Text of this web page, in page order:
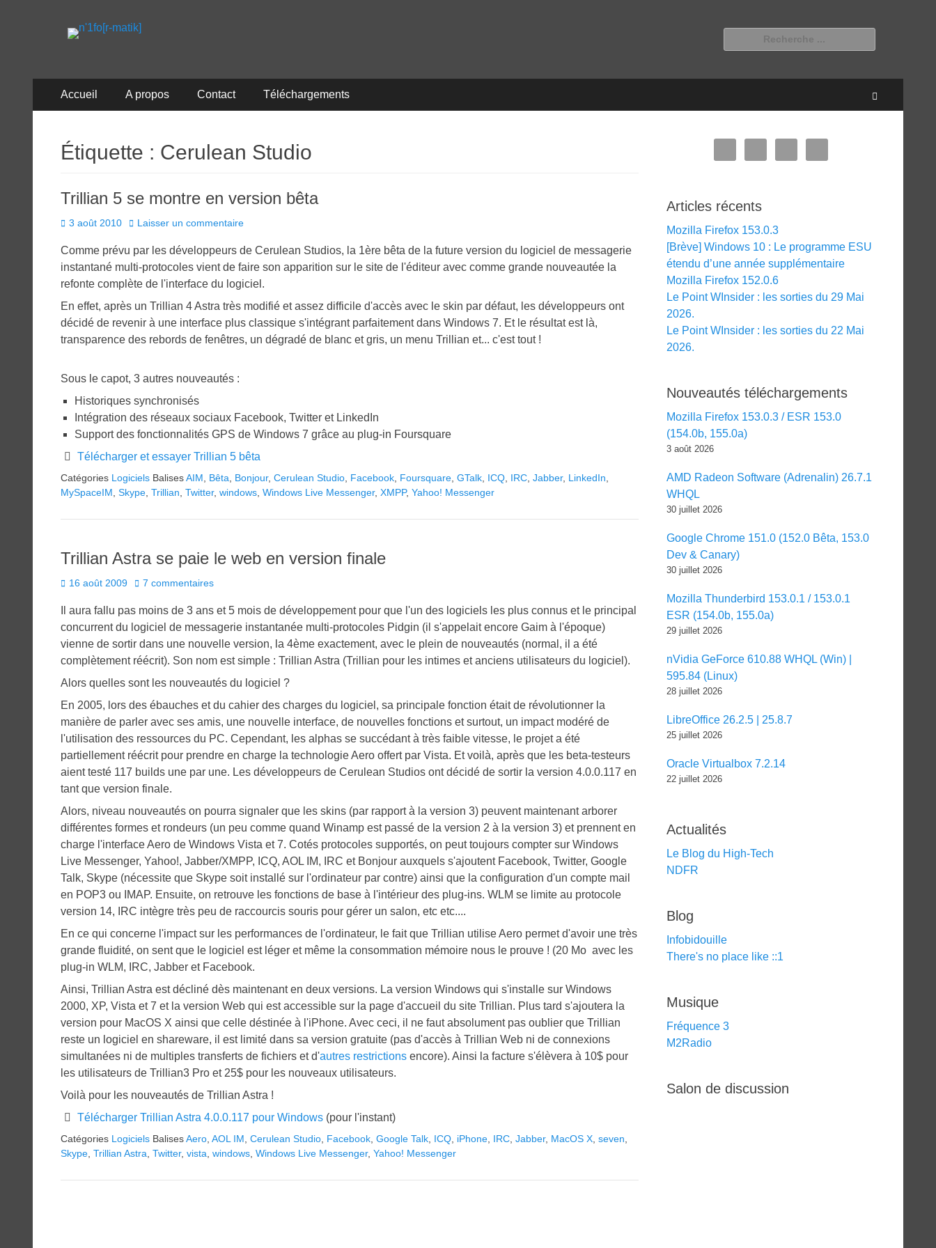
n'1fo[r-matik]
Pour les nymphos d'infos en info…
Menu
principal
Accueil A propos Contact Téléchargements
Étiquette : Cerulean Studio
Trillian 5 se montre en version bêta
Posted
3 août 2010 Laisser un commentaire
Comme prévu par les développeurs de Cerulean Studios, la 1ère bêta de la future version du logiciel de messagerie
instantané multi-protocoles vient de faire son apparition sur le site de l'éditeur avec comme grande nouveautée la
refonte complète de l'interface du logiciel.
En effet, après un Trillian 4 Astra très modifié et assez difficile d'accès avec le skin par défaut, les développeurs ont
décidé de revenir à une interface plus classique s'intégrant parfaitement dans Windows 7. Et le résultat est là,
transparence des rebords de fenêtres, un dégradé de blanc et gris, un menu Trillian et... c'est tout !
Sous le capot, 3 autres nouveautés :
Historiques synchronisés
Intégration des réseaux sociaux Facebook, Twitter et LinkedIn
Support des fonctionnalités GPS de Windows 7 grâce au plug-in Foursquare
Télécharger et essayer Trillian 5 bêta
Catégories Logiciels BalisesAIM Bêta Bonjour, Cerulean Studio Facebook Foursquare GTalk ICQ IRC Jabber, LinkedIn
MySpaceIM Skype Trillian Twitter, windows Windows Live Messenger, XMPP, Yahoo! Messenger
Trillian Astra se paie le web en version finale
Posted
16 août 2009 7 commentaires
Il aura fallu pas moins de 3 ans et 5 mois de développement pour que l'un des logiciels les plus connus et le principal
concurrent du logiciel de messagerie instantanée multi-protocoles Pidgin (il s'appelait encore Gaim à l'époque)
vienne de sortir dans une nouvelle version, la 4ème exactement, avec le plein de nouveautés (normal, il a été
complètement réécrit). Son nom est simple : Trillian Astra (Trillian pour les intimes et anciens utilisateurs du logiciel).
Alors quelles sont les nouveautés du logiciel ?
En 2005, lors des ébauches et du cahier des charges du logiciel, sa principale fonction était de révolutionner la
manière de parler avec ses amis, une nouvelle interface, de nouvelles fonctions et surtout, un impact modéré de
l'utilisation des ressources du PC. Cependant, les alphas se succédant à très faible vitesse, le projet a été
partiellement réécrit pour prendre en charge la technologie Aero offert par Vista. Et voilà, après que les beta-testeurs
aient testé 117 builds une par une. Les développeurs de Cerulean Studios ont décidé de sortir la version 4.0.0.117 en
tant que version finale.
Alors, niveau nouveautés on pourra signaler que les skins (par rapport à la version 3) peuvent maintenant arborer
différentes formes et rondeurs (un peu comme quand Winamp est passé de la version 2 à la version 3) et prennent en
charge l'interface Aero de Windows Vista et 7. Cotés protocoles supportés, on peut toujours compter sur Windows
Live Messenger, Yahoo!, Jabber/XMPP, ICQ, AOL IM, IRC et Bonjour auxquels s'ajoutent Facebook, Twitter, Google
Talk, Skype (nécessite que Skype soit installé sur l'ordinateur par contre) ainsi que la configuration d'un compte mail
en POP3 ou IMAP. Ensuite, on retrouve les fonctions de base à l'intérieur des plug-ins. WLM se limite au protocole
version 14, IRC intègre très peu de raccourcis souris pour gérer un salon, etc etc....
En ce qui concerne l'impact sur les performances de l'ordinateur, le fait que Trillian utilise Aero permet d'avoir une très
grande fluidité, on sent que le logiciel est léger et même la consommation mémoire nous le prouve ! (20 Mo avec les
plug-in WLM, IRC, Jabber et Facebook.
Ainsi, Trillian Astra est décliné dès maintenant en deux versions. La version Windows qui s'installe sur Windows
2000, XP, Vista et 7 et la version Web qui est accessible sur la page d'accueil du site Trillian. Plus tard s'ajoutera la
version pour MacOS X ainsi que celle déstinée à l'iPhone. Avec ceci, il ne faut absolument pas oublier que Trillian
reste un logiciel en shareware, il est limité dans sa version gratuite (pas d'accès à Trillian Web ni de connexions
simultanées ni de multiples transferts de fichiers et d'autres restrictions encore). Ainsi la facture s'élèvera à 10$ pour
les utilisateurs de Trillian3 Pro et 25$ pour les nouveaux utilisateurs.
Voilà pour les nouveautés de Trillian Astra !
Télécharger Trillian Astra 4.0.0.117 pour Windows (pour l'instant)
Catégories Logiciels BalisesAero AOL IM Cerulean Studio Facebook Google Talk ICQ iPhone IRC Jabber, MacOS X seven
Skype Trillian Astra Twitter, vista windows Windows Live Messenger, Yahoo! Messenger
Articles récents
Mozilla Firefox 153.0.3
[Brève] Windows 10 : Le programme ESU
étendu d’une année supplémentaire
Mozilla Firefox 152.0.6
Le Point WInsider : les sorties du 29 Mai
2026.
Le Point WInsider : les sorties du 22 Mai
2026.
Nouveautés téléchargements
Mozilla Firefox 153.0.3 / ESR 153.0
(154.0b, 155.0a)
3 août 2026
AMD Radeon Software (Adrenalin) 26.7.1
WHQL
30 juillet 2026
Google Chrome 151.0 (152.0 Bêta, 153.0
Dev & Canary)
30 juillet 2026
Mozilla Thunderbird 153.0.1 / 153.0.1
ESR (154.0b, 155.0a)
29 juillet 2026
nVidia GeForce 610.88 WHQL (Win) |
595.84 (Linux)
28 juillet 2026
LibreOffice 26.2.5 | 25.8.7
25 juillet 2026
Oracle Virtualbox 7.2.14
22 juillet 2026
Actualités
Le Blog du High-Tech
NDFR
Blog
Infobidouille
There's no place like ::1
Musique
Fréquence 3
M2Radio
Salon de discussion